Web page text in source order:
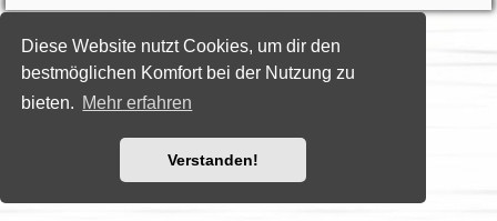
Diese Website nutzt Cookies, um dir den
bestmöglichen Komfort bei der Nutzung zu
bieten. Mehr erfahren
Verstanden!